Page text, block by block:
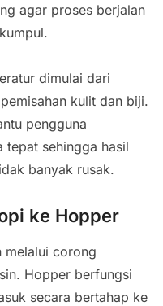
agar proses berjalan
dimulai dari
kulit dan biji.
pengguna
tepat sehingga hasil
banyak rusak.
ke Hopper
melalui corong
Hopper berfungsi
secara bertahap ke